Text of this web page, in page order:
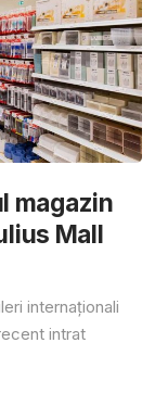
magazin
Mall
internaționali
intrat